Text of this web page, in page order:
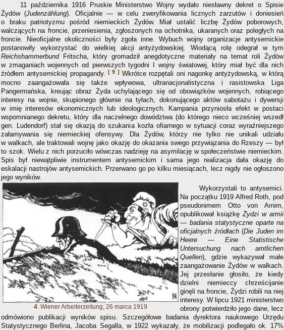
11 października 1916 Pruskie Ministerstwo Wojny wydało niesławny dekret o Spisie
Żydów (Judenzählung). Oficjalnie — w celu zweryfikowania licznych zarzutów i doniesień
o braku patriotyzmu pośród niemieckich Żydów. Miał ustalić liczbę Żydów poborowych,
walczących na froncie, przeniesienia, zgłoszonych na ochotnika, ukaranych oraz poległych na
froncie. Nieoficjalne okoliczności były zgoła inne. Wybuch wojny organizacje antysemickie
postanowiły wykorzystać do wielkiej akcji antyżydowskiej. Wiodącą rolę odegrał w tym
ReichshammerbundFritscha, który gromadził anegdotyczne materiały na temat roli Żydów
w zmaganiach wojennych od pierwszych tygodni I wojny światowej, który miał być dla nich
źródłem antysemickiej propagandy.
[ 9 ] Wkrótce rozpętali oni nagonkę antyżydowską, w którą
mocno zaangażowała się także wpływowa, ultranacjonalistyczna i rasistowska Liga
Pangermańska, kreując obraz Żyda uchylającego się od obowiązków wojennych, robiącego
interesy na wojnie, skupionego głównie na tyłach, dokonującego aktów sabotażu i dywersji
w imię interesów ekonomicznych lub ideologicznych. Kampania przyniosła efekt w postaci
wspomnianego dekretu, który dla naczelnego dowództwa (do którego nieco wcześniej wszedł
gen. Ludendorf) stał się okazją do szukania kozła ofiarnego w sytuacji coraz wyraźniejszego
załamywania się niemieckiej ofensywy. Dla Żydów, którzy nie tylko nie unikali udziału
w walkach, ale traktowali wojnę jako okazję do okazania swego przywiązania do Rzeszy — był
to szok. Wielu z nich porzuciło wówczas nadzieję na asymilację w społeczeństwie niemieckim.
Spis był niewątpliwie instrumentem antysemickim i sama jego realizacja dała okazję do
eskalacji nastrojów antysemickich. Przerwano go po kilku miesiącach, lecz nigdy nie ogłoszono
jego wyników.
4. Wiener Arbeiterzeitung, 26 marca 1919
Wykorzystali to antysemici.
Na początku 1919 Alfred Roth, pod
pseudonimem Otto von Arnim,
opublikował książkę Żydzi w armii
— badania statystyczne oparte na
oficjalnych źródłach (Die Juden im
Heere — Eine Statistische
Untersuchung nach amtlichen
Quellen), gdzie wykazywał małe
zaangażowanie Żydów w walkach.
Jej przesłanie głosiło, że kiedy
dzielni niemieccy chrześcijanie
ginęli na froncie, Żydzi robili na niej
interesy. W lipcu 1921 ministerstwo
obrony potwierdziło jego dane, lecz
odmówiono publikacji wyników spisu. Szczegółowe badania dyrektora naukowego Urzędu
Statystycznego Berlina, Jacoba Segalla, w 1922 wykazały, że mobilizacji podlegało ok. 17%